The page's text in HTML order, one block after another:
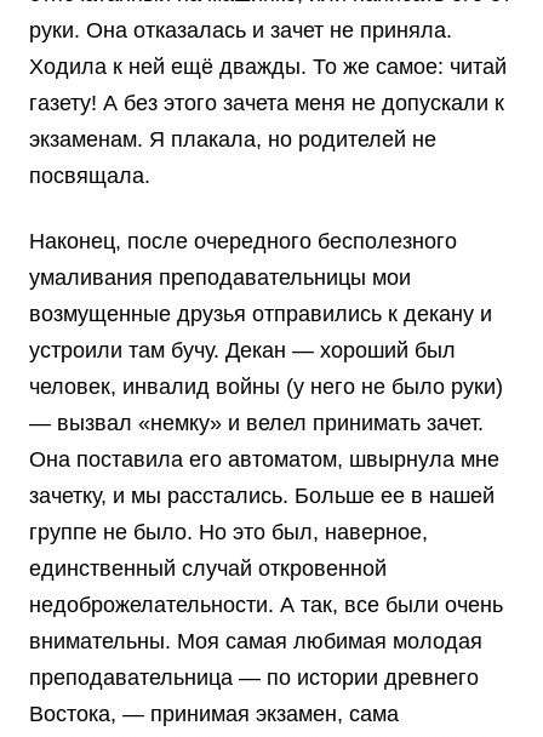
руки. Она отказалась и зачет не приняла.
Ходила к ней ещё дважды. То же самое: читай
газету! А без этого зачета меня не допускали к
экзаменам. Я плакала, но родителей не
посвящала.
Наконец, после очередного бесполезного
умаливания преподавательницы мои
возмущенные друзья отправились к декану и
устроили там бучу. Декан — хороший был
человек, инвалид войны (у него не было руки)
— вызвал «немку» и велел принимать зачет.
Она поставила его автоматом, швырнула мне
зачетку, и мы расстались. Больше ее в нашей
группе не было. Но это был, наверное,
единственный случай откровенной
недоброжелательности. А так, все были очень
внимательны. Моя самая любимая молодая
преподавательница — по истории древнего
Востока, — принимая экзамен, сама